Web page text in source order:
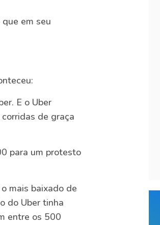
em seu
E o Uber
de graça
para um protesto
mais baixado de
do Uber tinha
entre os 500